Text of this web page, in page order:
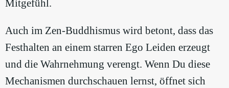
Mitgefühl.
Auch im Zen-Buddhismus wird betont, dass das
Festhalten an einem starren Ego Leiden erzeugt
und die Wahrnehmung verengt. Wenn Du diese
Mechanismen durchschauen lernst, öffnet sich